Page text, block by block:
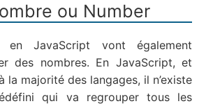
ou Number
en JavaScript vont également
des nombres. En JavaScript, et
la majorité des langages, il n’existe
qui va regrouper tous les